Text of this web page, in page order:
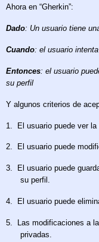
Ahora en “Gherkin”:
Dado: Un usuario tiene
Cuando: el usuario
Entonces: el usuario
su perfil
Y algunos criterios de
1. El usuario puede ver
2. El usuario puede
3.
El usuario puede
su perfil.
4. El usuario puede
5.
Las modificaciones a
privadas.